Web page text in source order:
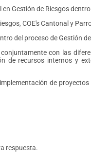
Gestión de Riesgos
COE's Cantonal y
del proceso de Gestión
con las
de recursos internos y
de
respuesta.